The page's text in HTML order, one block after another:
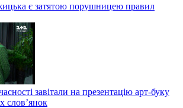
є затятою порушницею правил
завітали на презентацію арт-буку
слов’янок